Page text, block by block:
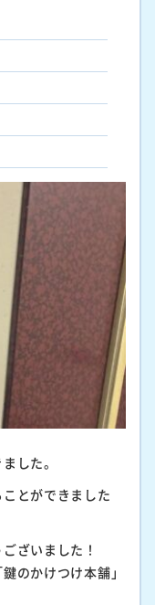
した。
とができました
ざいました！
のかけつけ本舗」